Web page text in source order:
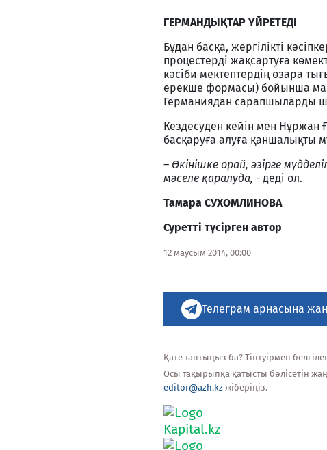
ГЕРМАНДЫҚТАР ҮЙРЕТЕДІ
Бұдан басқа, жергілікті
процестерді жақсартуға
кәсіби мектептердің өзара
ерекше формасы) бойынша
Германиядан сарапшыларды
Кездесуден кейін мен Нұржан
басқаруға алуға қаншалықты
– Өкінішке орай, әзірге
мәселе қаралуда, - деді ол.
Тамара СУХОМЛИНОВА
Суретті түсірген автор
12 маусым 2014, 00:00
Телеграм арнасына
Қате таптыңыз ба? Тінтуірмен
Осы тақырыпқа қатысты бөлісетін
editor@azh.kz жіберіңіз.